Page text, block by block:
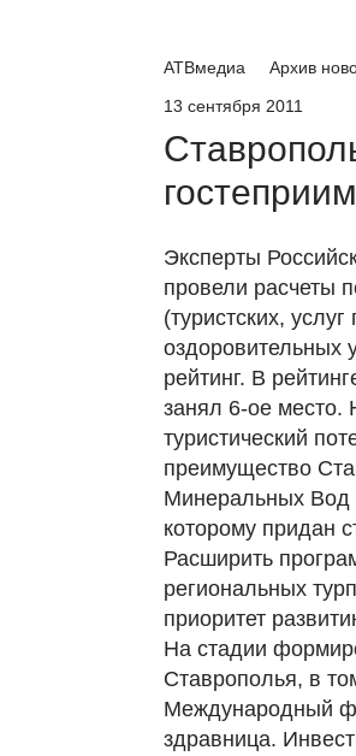
АТВмедиа
Архив
13 сентября 2011
Эксперты
провели расчеты
(туристских,
оздоровительных
рейтинг. В
занял 6-ое место.
туристический
преимущество
Минеральных Вод
которому придан
Расширить
региональных
приоритет
На стадии
Ставрополья, в
Международный
здравница.